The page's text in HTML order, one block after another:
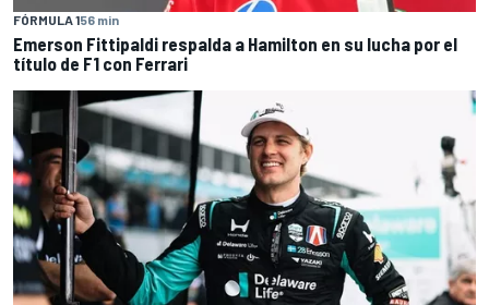
FÓRMULA 156 min
Emerson Fittipaldi respalda a Hamilton en su lucha por el
título de F1 con Ferrari